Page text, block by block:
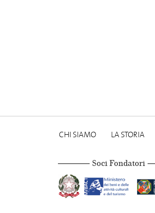
CHI SIAMO LA STORIA
Soci Fondatori